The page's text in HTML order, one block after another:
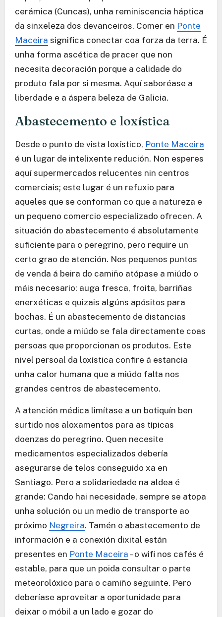
cerámica (Cuncas), unha reminiscencia háptica
da sinxeleza dos devanceiros. Comer en Ponte
Maceira significa conectar coa forza da terra. É
unha forma ascética de pracer que non
necesita decoración porque a calidade do
produto fala por si mesma. Aquí saboréase a
liberdade e a áspera beleza de Galicia.
Abastecemento e loxística
Desde o punto de vista loxístico, Ponte Maceira
é un lugar de intelixente redución. Non esperes
aquí supermercados relucentes nin centros
comerciais; este lugar é un refuxio para
aqueles que se conforman co que a natureza e
un pequeno comercio especializado ofrecen. A
situación do abastecemento é absolutamente
suficiente para o peregrino, pero require un
certo grao de atención. Nos pequenos puntos
de venda á beira do camiño atópase a miúdo o
máis necesario: auga fresca, froita, barriñas
enerxéticas e quizais algúns apósitos para
bochas. É un abastecemento de distancias
curtas, onde a miúdo se fala directamente coas
persoas que proporcionan os produtos. Este
nivel persoal da loxística confire á estancia
unha calor humana que a miúdo falta nos
grandes centros de abastecemento.
A atención médica limítase a un botiquín ben
surtido nos aloxamentos para as típicas
doenzas do peregrino. Quen necesite
medicamentos especializados debería
asegurarse de telos conseguido xa en
Santiago. Pero a solidariedade na aldea é
grande: Cando hai necesidade, sempre se atopa
unha solución ou un medio de transporte ao
próximo Negreira. Tamén o abastecemento de
información e a conexión dixital están
presentes en Ponte Maceira – o wifi nos cafés é
estable, para que un poida consultar o parte
meteorolóxico para o camiño seguinte. Pero
deberíase aproveitar a oportunidade para
deixar o móbil a un lado e gozar do